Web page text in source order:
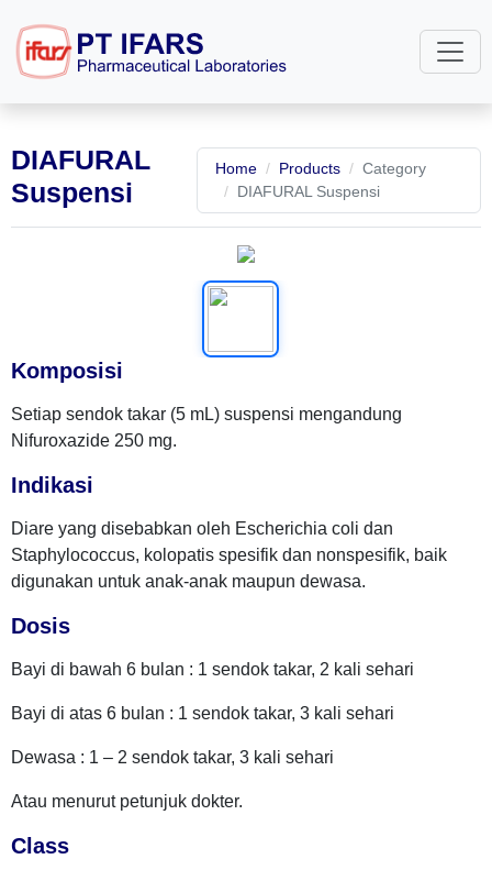
DIAFURAL
Suspensi
Home Products
Category
DIAFURAL Suspensi
Komposisi
Setiap sendok takar (5 mL) suspensi mengandung
Nifuroxazide 250 mg.
Indikasi
Diare yang disebabkan oleh Escherichia coli dan
Staphylococcus, kolopatis spesifik dan nonspesifik, baik
digunakan untuk anak-anak maupun dewasa.
Dosis
Bayi di bawah 6 bulan : 1 sendok takar, 2 kali sehari
Bayi di atas 6 bulan : 1 sendok takar, 3 kali sehari
Dewasa : 1 – 2 sendok takar, 3 kali sehari
Atau menurut petunjuk dokter.
Class